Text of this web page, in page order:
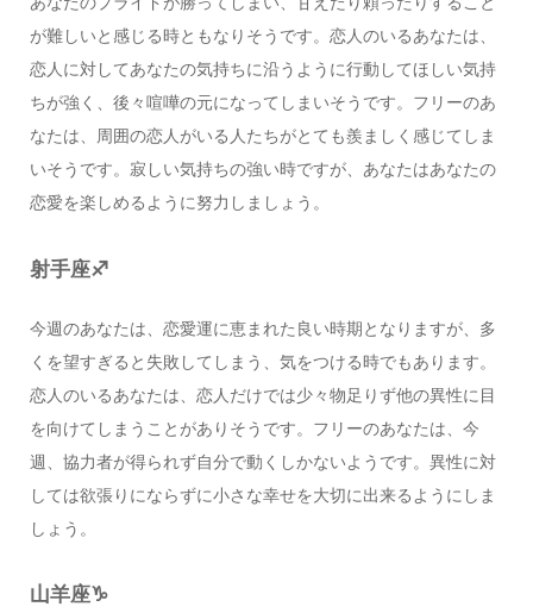
が難しいと感じる時ともなりそうです。恋人のいるあなたは、
恋人に対してあなたの気持ちに沿うように行動してほしい気持
ちが強く、後々喧嘩の元になってしまいそうです。フリーのあ
なたは、周囲の恋人がいる人たちがとても羨ましく感じてしま
いそうです。寂しい気持ちの強い時ですが、あなたはあなたの
恋愛を楽しめるように努力しましょう。
射手座♐️
今週のあなたは、恋愛運に恵まれた良い時期となりますが、多
くを望すぎると失敗してしまう、気をつける時でもあります。
恋人のいるあなたは、恋人だけでは少々物足りず他の異性に目
を向けてしまうことがありそうです。フリーのあなたは、今
週、協力者が得られず自分で動くしかないようです。異性に対
しては欲張りにならずに小さな幸せを大切に出来るようにしま
しょう。
山羊座♑️